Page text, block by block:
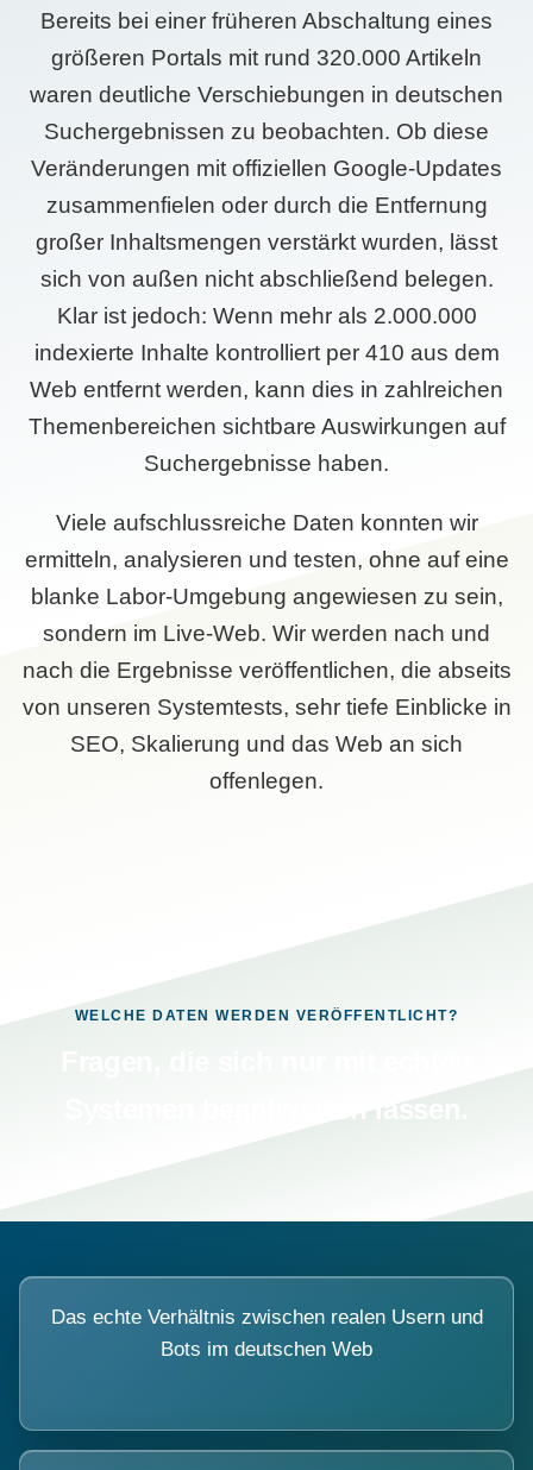
Bereits bei einer früheren Abschaltung eines
größeren Portals mit rund 320.000 Artikeln
waren deutliche Verschiebungen in deutschen
Suchergebnissen zu beobachten. Ob diese
Veränderungen mit offiziellen Google-Updates
zusammenfielen oder durch die Entfernung
großer Inhaltsmengen verstärkt wurden, lässt
sich von außen nicht abschließend belegen.
Klar ist jedoch: Wenn mehr als 2.000.000
indexierte Inhalte kontrolliert per 410 aus dem
Web entfernt werden, kann dies in zahlreichen
Themenbereichen sichtbare Auswirkungen auf
Suchergebnisse haben.
Viele aufschlussreiche Daten konnten wir
ermitteln, analysieren und testen, ohne auf eine
blanke Labor-Umgebung angewiesen zu sein,
sondern im Live-Web. Wir werden nach und
nach die Ergebnisse veröffentlichen, die abseits
von unseren Systemtests, sehr tiefe Einblicke in
SEO, Skalierung und das Web an sich
offenlegen.
WELCHE DATEN WERDEN VERÖFFENTLICHT?
Das echte Verhältnis zwischen realen Usern und
Bots im deutschen Web